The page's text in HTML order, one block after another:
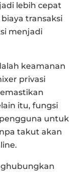
lebih cepat
transaksi
menjadi
keamanan
privasi
itu, fungsi
untuk
takut akan